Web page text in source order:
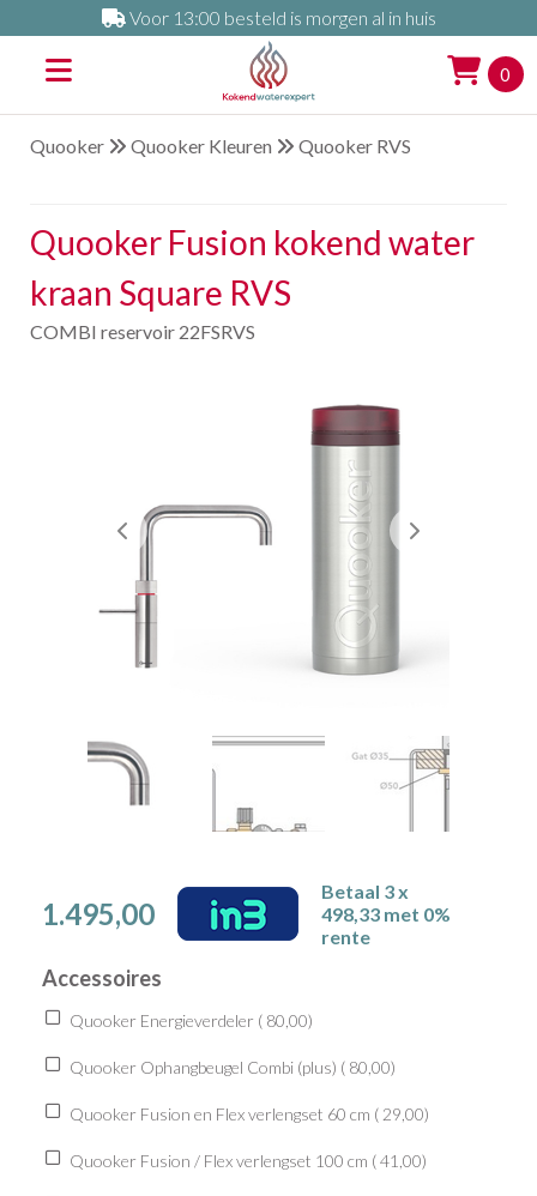
Voor 13:00 besteld is morgen al in huis
0
Quooker Quooker Kleuren Quooker RVS
Quooker Fusion kokend water
kraan Square RVS
COMBI reservoir 22FSRVS
1.495,00
Betaal 3 x
498,33 met 0%
rente
Accessoires
Quooker Energieverdeler ( 80,00)
Quooker Ophangbeugel Combi (plus) ( 80,00)
Quooker Fusion en Flex verlengset 60 cm ( 29,00)
Quooker Fusion / Flex verlengset 100 cm (41,00)